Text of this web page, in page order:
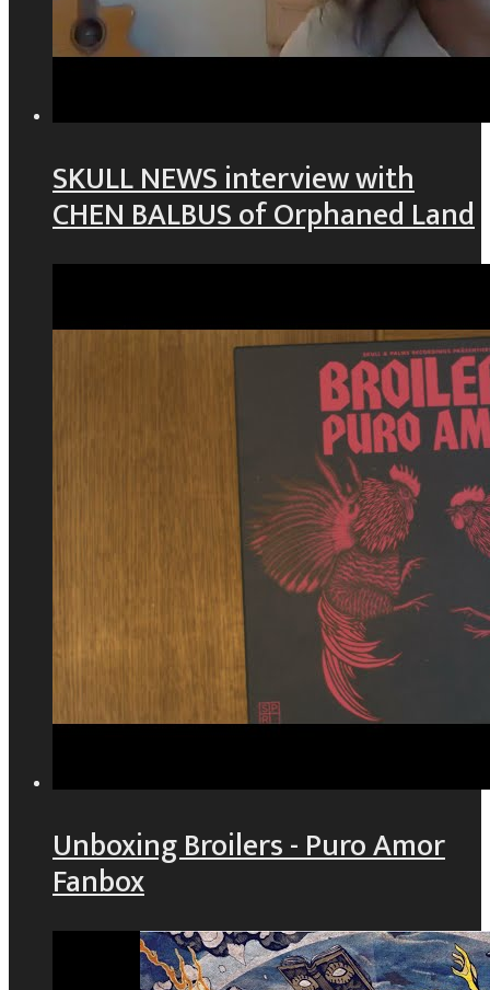
SKULL NEWS interview with
CHEN BALBUS of Orphaned Land
Unboxing Broilers - Puro Amor
Fanbox